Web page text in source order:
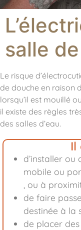
salle
Le risque
de douche en raison
lorsqu’il est mouillé
il existe des règles
des salles d’eau.
Il
d’installer ou
mobile ou
, ou à
de faire
destinée à la
de placer